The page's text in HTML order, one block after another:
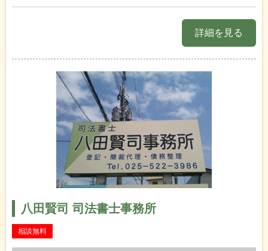
詳細を見る
八田賢司 司法書士事務所
相談無料